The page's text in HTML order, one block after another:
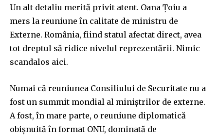
Un alt detaliu merită privit atent. Oana Țoiu a
mers la reuniune în calitate de ministru de
Externe. România, fiind statul afectat direct, avea
tot dreptul să ridice nivelul reprezentării. Nimic
scandalos aici.
Numai că reuniunea Consiliului de Securitate nu a
fost un summit mondial al miniștrilor de externe.
A fost, în mare parte, o reuniune diplomatică
obișnuită în format ONU, dominată de